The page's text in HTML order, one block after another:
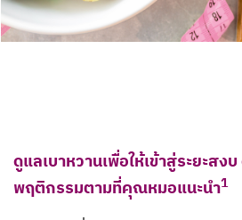
ดูแลเบาหวานเพื่อให้เข้าสู่ระยะสง
พฤติกรรมตามที่คุณหมอแนะนำ1